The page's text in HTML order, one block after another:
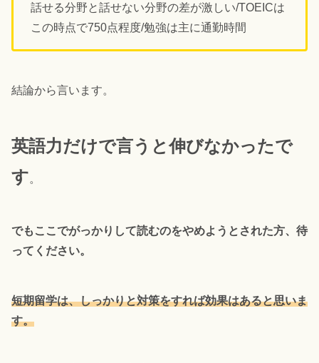
話せる分野と話せない分野の差が激しい/TOEICは
この時点で750点程度/勉強は主に通勤時間
結論から言います。
英語力だけで言うと伸びなかったで
す。
でもここでがっかりして読むのをやめようとされた方、待
ってください。
短期留学は、しっかりと対策をすれば効果はあると思いま
す。